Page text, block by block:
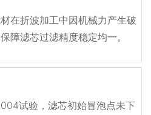
在折波加工中因机械力产生破
障滤芯过滤精度稳定均一。
试验，滤芯初始冒泡点未下